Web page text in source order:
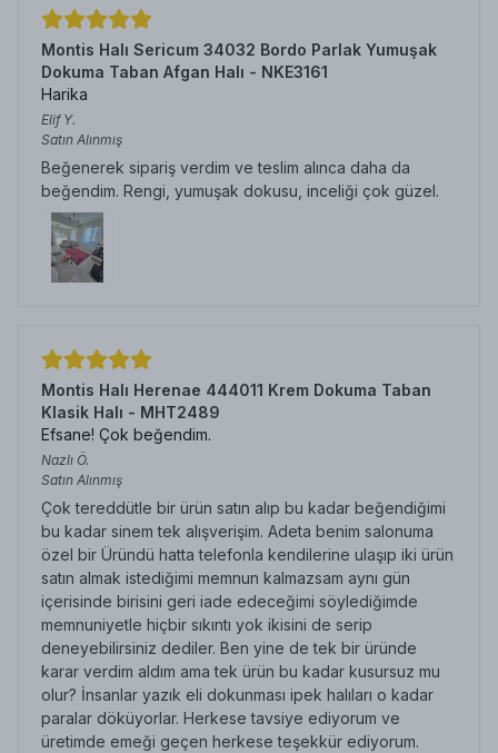
Montis Halı Sericum 34032 Bordo Parlak Yumuşak
Dokuma Taban Afgan Halı - NKE3161
Harika
Elif Y.
Satın Alınmış
Beğenerek sipariş verdim ve teslim alınca daha da
beğendim. Rengi, yumuşak dokusu, inceliği çok güzel.
Montis Halı Herenae 444011 Krem Dokuma Taban
Klasik Halı - MHT2489
Efsane! Çok beğendim.
Nazlı Ö.
Satın Alınmış
Çok tereddütle bir ürün satın alıp bu kadar beğendiğimi
bu kadar sinem tek alışverişim. Adeta benim salonuma
özel bir Üründü hatta telefonla kendilerine ulaşıp iki ürün
satın almak istediğimi memnun kalmazsam aynı gün
içerisinde birisini geri iade edeceğimi söylediğimde
memnuniyetle hiçbir sıkıntı yok ikisini de serip
deneyebilirsiniz dediler. Ben yine de tek bir üründe
karar verdim aldım ama tek ürün bu kadar kusursuz mu
olur? İnsanlar yazık eli dokunması ipek halıları o kadar
paralar döküyorlar. Herkese tavsiye ediyorum ve
üretimde emeği geçen herkese teşekkür ediyorum.